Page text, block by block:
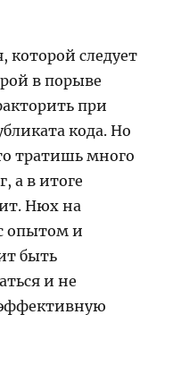
которой следует
в порыве
при
кода. Но
тратишь много
а в итоге
Нюх на
опытом и
быть
и не